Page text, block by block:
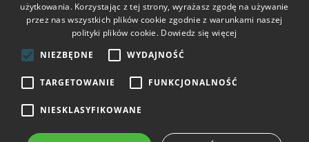
Płatności
użytkowania. Korzystając z tej strony, wyrażasz zgodę na używanie
przez nas wszystkich plików cookie zgodnie z warunkami naszej
polityki plików cookie. Dowiedz się więcej
NIEZBĘDNE
WYDAJNOŚĆ
TARGETOWANIE FUNKCJONALNOŚĆ
NIESKLASYFIKOWANE